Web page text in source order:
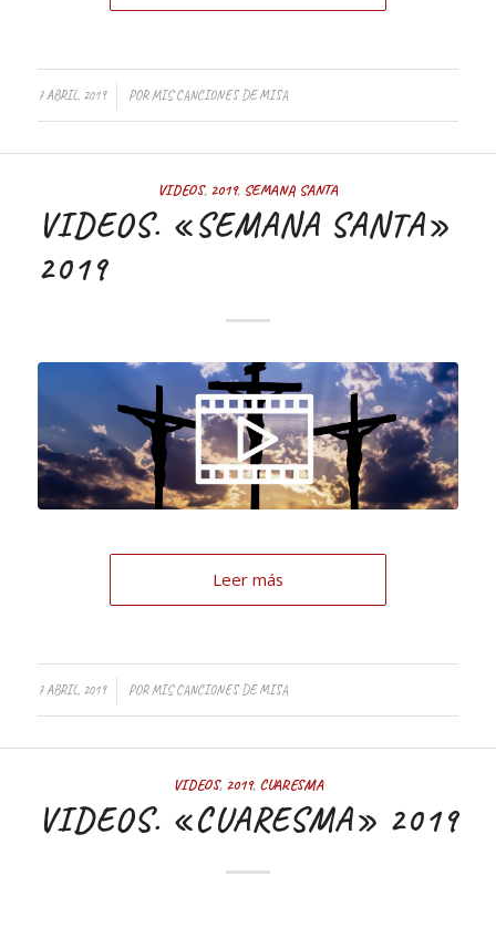
7 ABRIL, 2019 PORMIS CANCIONES DE MISA
VIDEOS, 2019, SEMANA SANTA
VIDEOS. «SEMANA SANTA»
2019
Leer más
7 ABRIL, 2019 PORMIS CANCIONES DE MISA
VIDEOS, 2019, CUARESMA
VIDEOS. «CUARESMA» 2019